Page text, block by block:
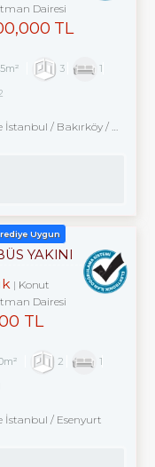
Dairesi
TL
3
1
İstanbul / Bakırköy/ Kartaltepe
Uygun
YAKINI
Konut
Dairesi
TL
2
1
İstanbul / Esenyurt